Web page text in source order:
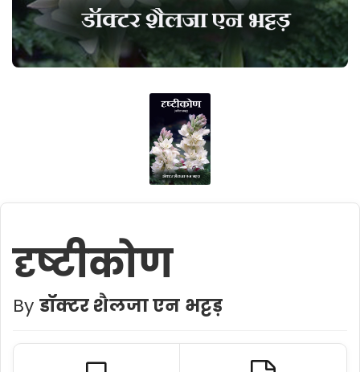
दृष्टीकोण
By डॉक्टर शैलजा एन भट्टड़